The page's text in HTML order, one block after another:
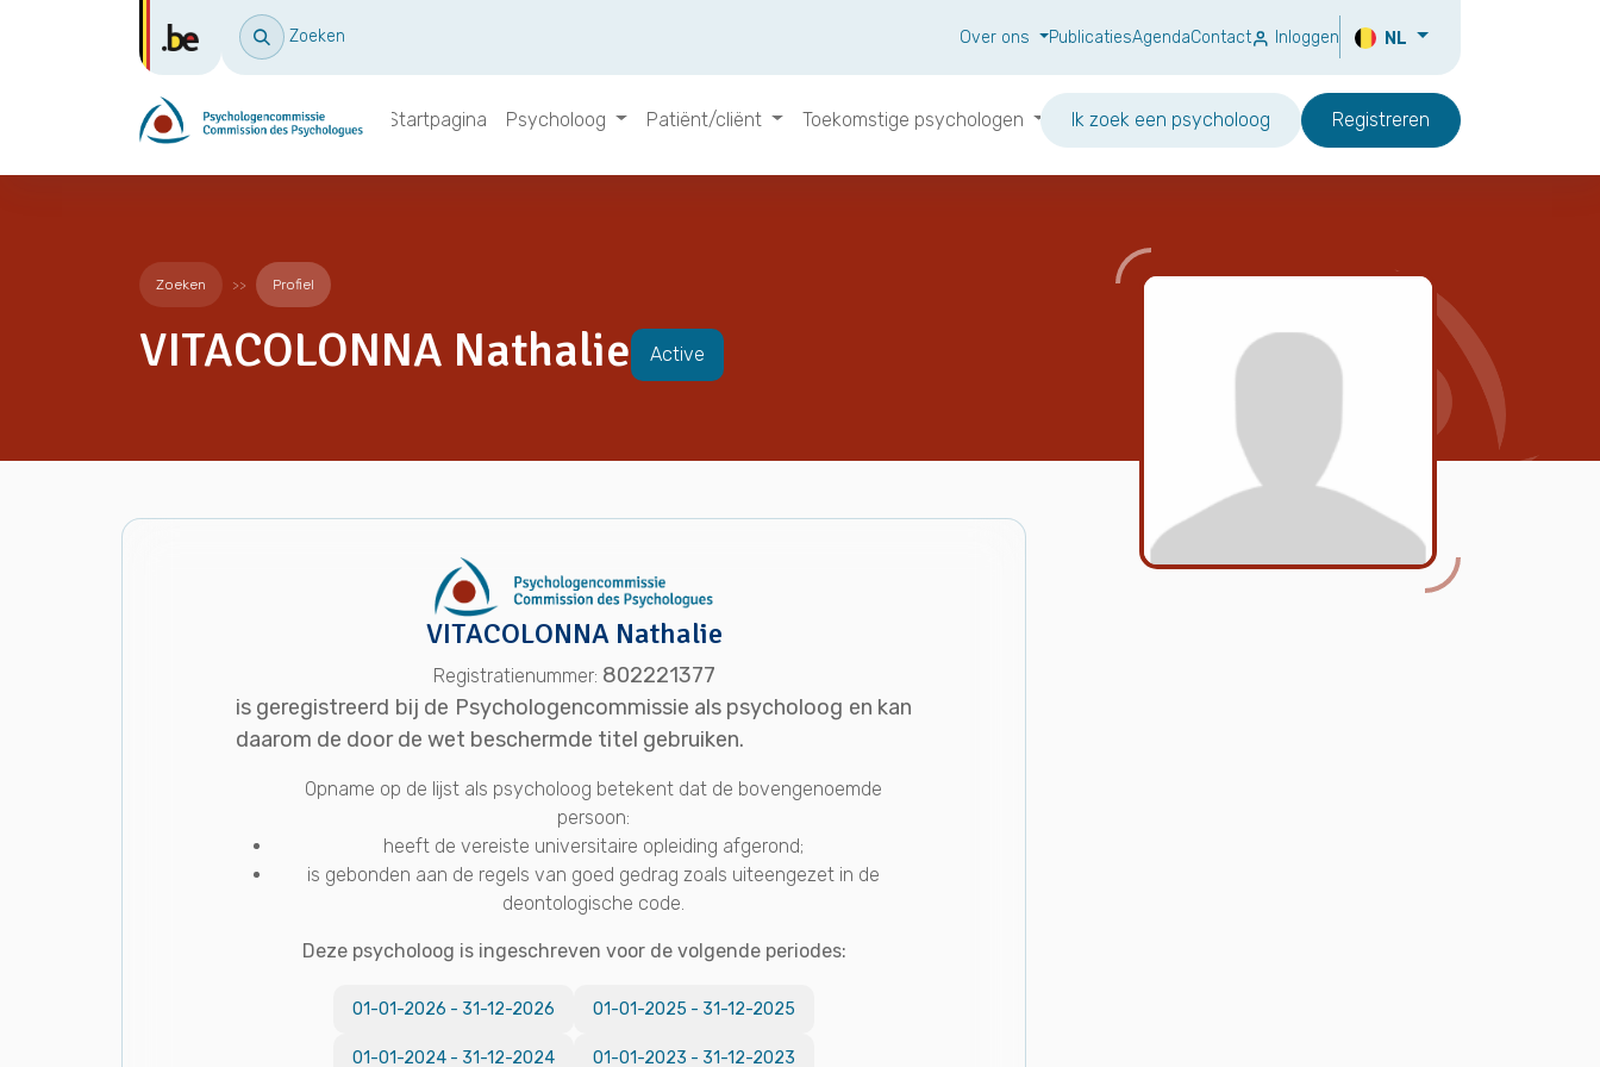
Zoeken Over ons PublicatiesAgendaContact Inloggen NL
Startpagina Psycholoog Patiënt/cliënt Toekomstige psychologen Ik zoek een psycholoog Registreren
Zoeken Profiel
VITACOLONNA Nathalie Active
VITACOLONNA Nathalie
Registratienummer: 802221377
is geregistreerd bij de Psychologencommissie als psycholoog en kan
daarom de door de wet beschermde titel gebruiken.
Opname op de lijst als psycholoog betekent dat de bovengenoemde
persoon:
heeft de vereiste universitaire opleiding afgerond;
is gebonden aan de regels van goed gedrag zoals uiteengezet in de
deontologische code.
Deze psycholoog is ingeschreven voor de volgende periodes:
01-01-2026 - 31-12-2026 01-01-2025 - 31-12-2025
01-01-2024 - 31-12-2024 01-01-2023 - 31-12-2023